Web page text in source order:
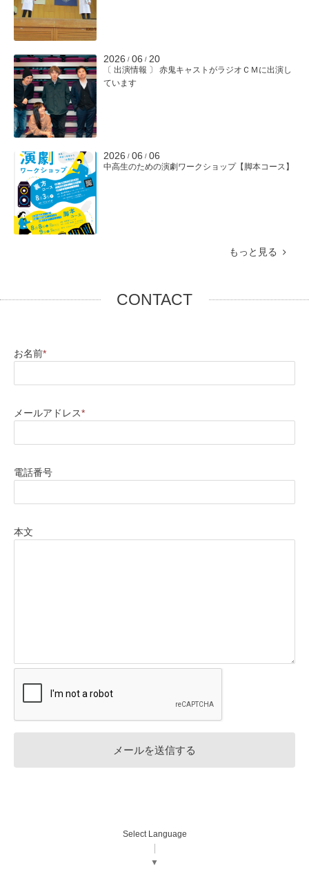
2026 / 06 / 20
〔 出演情報 〕 赤鬼キャストがラジオＣＭに出演し
ています
2026 / 06 / 06
中高生のための演劇ワークショップ【脚本コース】
もっと見る
CONTACT
お名前*
メールアドレス*
電話番号
本文
Select Language
▼